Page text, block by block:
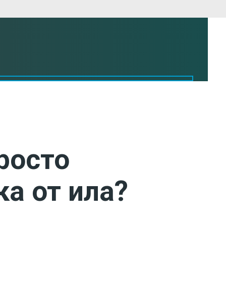
от ила?